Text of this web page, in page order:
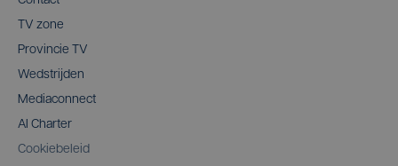
TV zone
Provincie TV
Wedstrijden
Mediaconnect
AI Charter
Cookiebeleid